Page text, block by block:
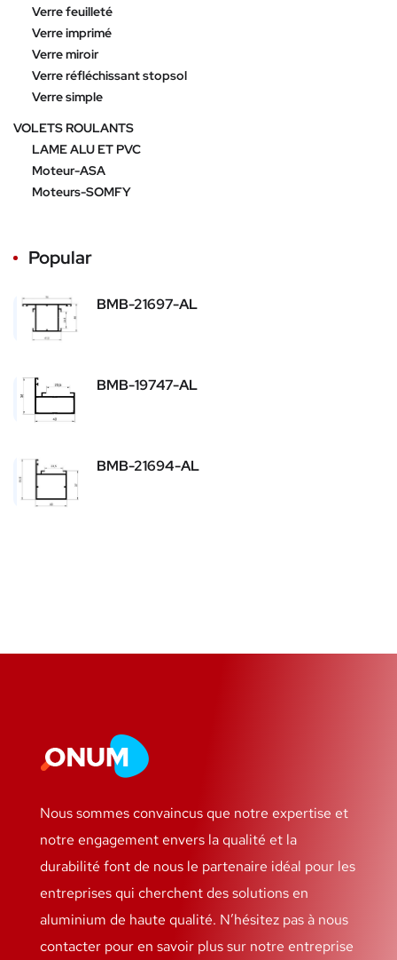
Verre feuilleté
Verre imprimé
Verre miroir
Verre réfléchissant stopsol
Verre simple
VOLETS ROULANTS
LAME ALU ET PVC
Moteur-ASA
Moteurs-SOMFY
Popular
BMB-21697-AL
BMB-19747-AL
BMB-21694-AL
Nous sommes convaincus que notre expertise et
notre engagement envers la qualité et la
durabilité font de nous le partenaire idéal pour les
entreprises qui cherchent des solutions en
aluminium de haute qualité. N’hésitez pas à nous
contacter pour en savoir plus sur notre entreprise